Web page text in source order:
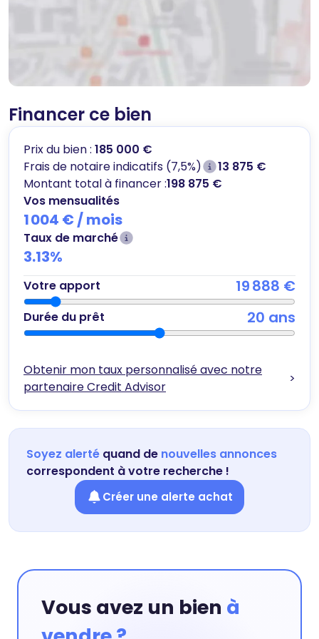
Financer ce bien
Prix du bien : 185 000 €
Frais de notaire indicatifs (7,5%)
13 875 €
Montant total à financer :198 875 €
Vos mensualités
1 004 € / mois
Taux de marché
3.13%
Votre apport 19 888 €
Durée du prêt 20 ans
Obtenir mon taux personnalisé avec notre
partenaire Credit Advisor
>
Soyez alerté quand de nouvelles annonces
correspondent à votre recherche !
Créer une alerte achat
Vous avez un bien à